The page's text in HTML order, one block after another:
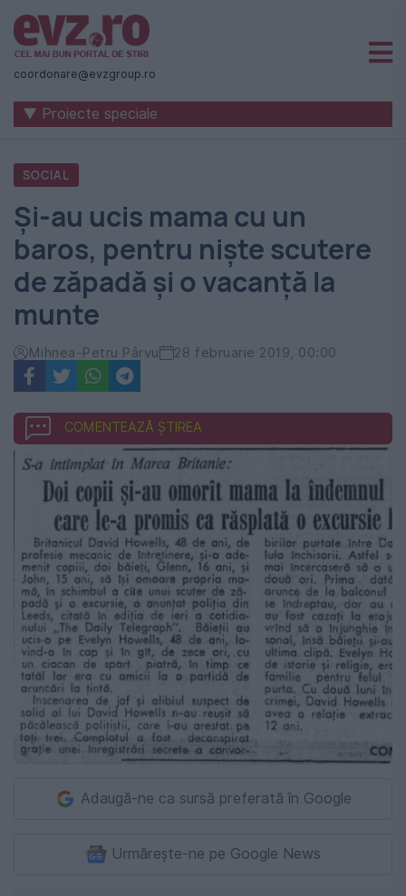
Știri
naționale
internaționale
România
-
Evenimentul
Zilei
coordonare@evzgroup.ro
▼ Proiecte speciale
SOCIAL
Și-au ucis mama cu un
baros, pentru niște scutere
de zăpadă și o vacanță la
munte
Mihnea-Petru Pârvu 28 februarie 2019, 00:00
COMENTEAZĂ ȘTIREA
Adaugă-ne ca sursă preferată în Google
Urmărește-ne pe Google News